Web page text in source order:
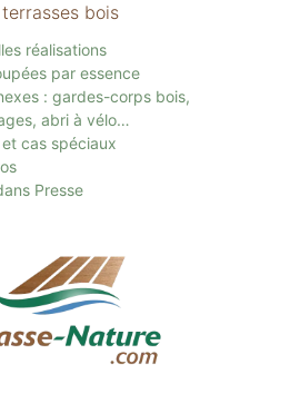
bois
réalisations
par essence
: gardes-corps bois,
abri à vélo…
cas spéciaux
Presse